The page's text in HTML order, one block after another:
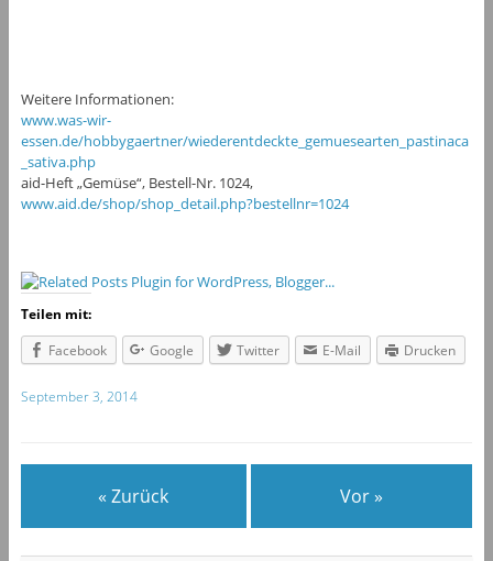
Weitere Informationen:
www.was-wir-
essen.de/hobbygaertner/wiederentdeckte_gemuesearten_pastinaca
_sativa.php
aid-Heft „Gemüse“, Bestell-Nr. 1024,
www.aid.de/shop/shop_detail.php?bestellnr=1024
Teilen mit:
Facebook
Google Twitter E-Mail Drucken
September 3, 2014
« Zurück Vor »